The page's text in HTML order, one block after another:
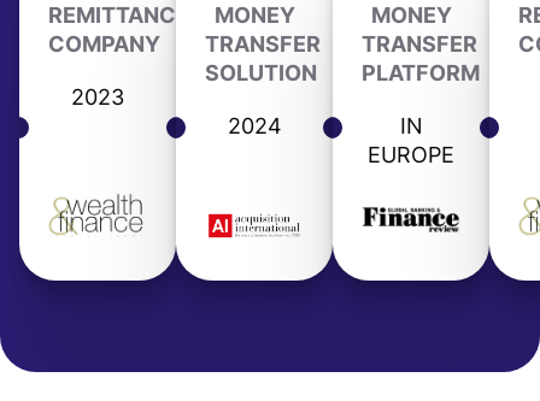
REMITTANCE
COMPANY
2023
MONEY
TRANSFER
SOLUTION
2024
MONEY
TRANSFER
PLATFORM
IN
EUROPE